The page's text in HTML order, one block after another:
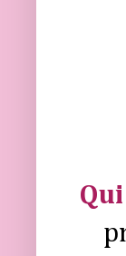
Qui